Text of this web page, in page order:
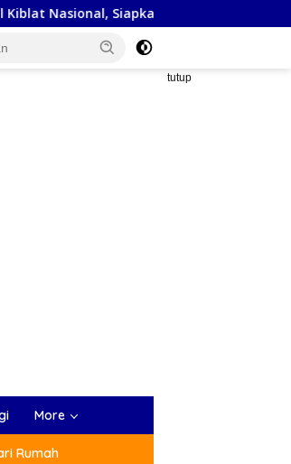
Penyesuaian Arah Kiblat
tutup
More
Rumah